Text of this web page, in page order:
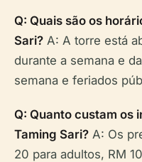
Q: Quais são os
Sari? A: A torre está
durante a semana e
semana e feriados
Q: Quanto custam os
Taming Sari? A: Os
20 para adultos, RM